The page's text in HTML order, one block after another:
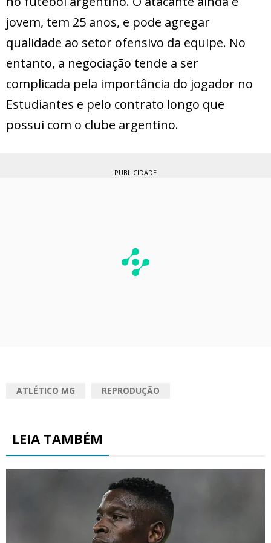
jovem, tem 25 anos, e pode agregar
qualidade ao setor ofensivo da equipe. No
entanto, a negociação tende a ser
complicada pela importância do jogador no
Estudiantes e pelo contrato longo que
possui com o clube argentino.
PUBLICIDADE
ATLÉTICO MG REPRODUÇÃO
LEIA TAMBÉM